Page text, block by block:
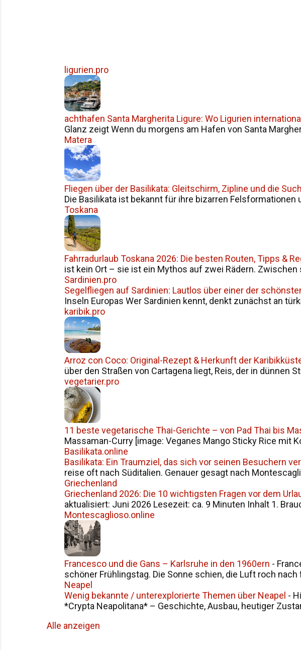
ligurien.pro
achthafen Santa Margherita Ligure: Wo Ligurien
Glanz zeigt Wenn du morgens am Hafen von Santa
Matera
Fliegen über der Basilikata: Gleitschirm, Zipline und die
Die Basilikata ist bekannt für ihre bizarren Felsformationen
Toskana
Fahrradurlaub Toskana 2026: Die besten Routen, Tipps &
ist kein Ort – sie ist ein Mythos auf zwei Rädern. Zwischen
Sardinien.pro
Segelfliegen auf Sardinien: Lautlos über einer der
Inseln Europas Wer Sardinien kennt, denkt zunächst an
karibik.pro
Arroz con Coco: Original-Rezept & Herkunft der
über den Straßen von Cartagena liegt, Reis, der in dünnen
vegetarier.pro
11 beste vegetarische Thai-Gerichte – von Pad Thai bis
Massaman-Curry [image: Veganes Mango Sticky Rice mit
Basilikata.online
Basilikata: Ein Traumziel, das sich vor seinen Besuchern
reise oft nach Süditalien. Genauer gesagt nach
Griechenland
Griechenland 2026: Die 10 wichtigsten Fragen vor dem
aktualisiert: Juni 2026 Lesezeit: ca. 9 Minuten Inhalt 1.
Montescaglioso.online
Francesco und die Gans – Karlsruhe in den 1960ern -
schöner Frühlingstag. Die Sonne schien, die Luft roch nach
Neapel
Wenig bekannte / unterexplorierte Themen über Neapel -
*Crypta Neapolitana* – Geschichte, Ausbau, heutiger
Alle anzeigen